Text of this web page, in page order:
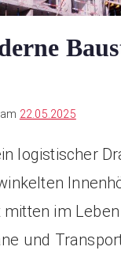
22.05.2025
logistischer
im
und